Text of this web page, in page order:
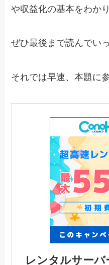
や収益化の基本をわか
ぜひ最後まで読んでい
それでは早速、本題に
レンタルサーバ